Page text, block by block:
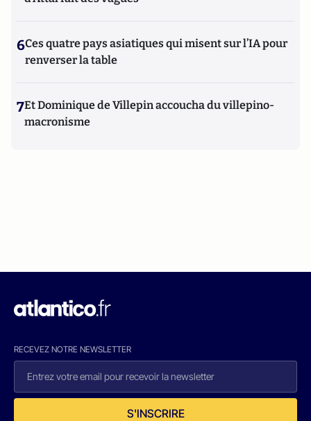
6Ces quatre pays asiatiques qui misent sur l’IA pour
renverser la table
7Et Dominique de Villepin accoucha du villepino-
macronisme
RECEVEZ NOTRE NEWSLETTER
S'INSCRIRE